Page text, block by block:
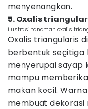
menyenangkan.
5. Oxalis
ilustrasi tanaman oxalis
Oxalis triangularis
berbentuk segitiga
menyerupai sayap
mampu
makan kecil.
membuat dekorasi